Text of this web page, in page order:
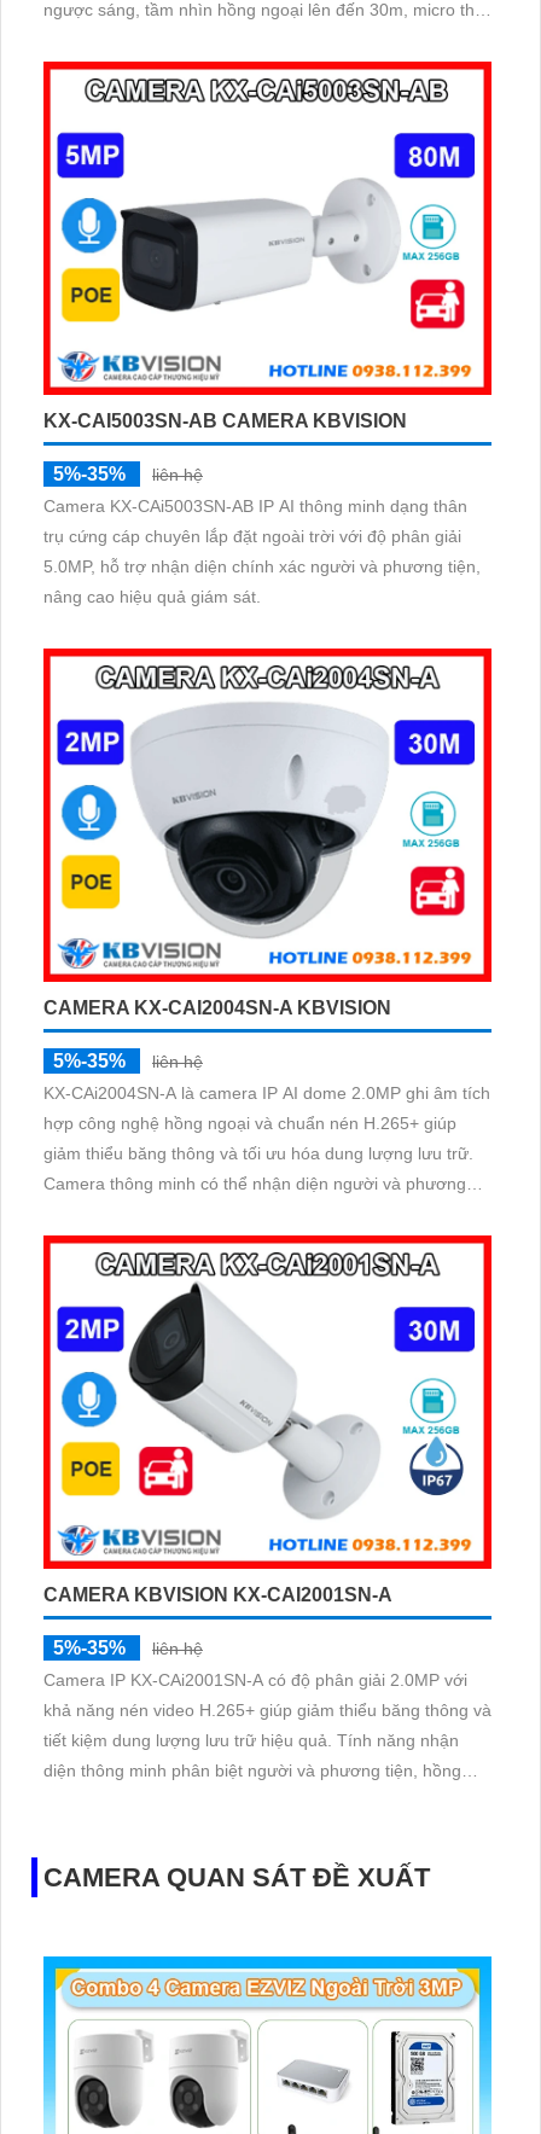
ngược sáng, tầm nhìn hồng ngoại lên đến 30m, micro thu
KX-CAI5003SN-AB CAMERA KBVISION
5%-35%
liên hệ
Camera KX-CAi5003SN-AB IP AI thông minh dạng thân
trụ cứng cáp chuyên lắp đặt ngoài trời với độ phân giải
5.0MP, hỗ trợ nhận diện chính xác người và phương tiện,
nâng cao hiệu quả giám sát.
CAMERA KX-CAI2004SN-A KBVISION
5%-35%
liên hệ
KX-CAi2004SN-A là camera IP AI dome 2.0MP ghi âm tích
hợp công nghệ hồng ngoại và chuẩn nén H.265+ giúp
giảm thiểu băng thông và tối ưu hóa dung lượng lưu trữ.
Camera thông minh có thể nhận diện người và phương
CAMERA KBVISION KX-CAI2001SN-A
5%-35%
liên hệ
Camera IP KX-CAi2001SN-A có độ phân giải 2.0MP với
khả năng nén video H.265+ giúp giảm thiểu băng thông và
tiết kiệm dung lượng lưu trữ hiệu quả. Tính năng nhận
diện thông minh phân biệt người và phương tiện, hồng
CAMERA QUAN SÁT ĐỀ XUẤT